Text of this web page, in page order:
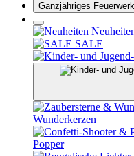
Ganzjähriges Feuerwerk
SALE
Wunderkerzen
Popper